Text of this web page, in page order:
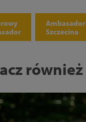
Ambasador
Szczecina
również